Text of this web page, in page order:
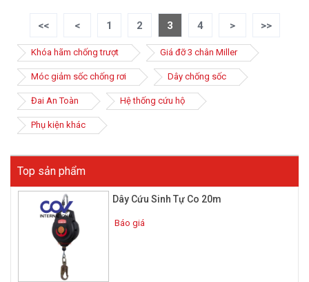
<< < 1 2 3 4 > >>
Khóa hãm chống trượt Giá đỡ 3 chân Miller
Móc giảm sốc chống rơi Dây chống sốc
Đai An Toàn Hệ thống cứu hộ
Phụ kiện khác
Top sản phẩm
Dây Cứu Sinh Tự Co 20m
Báo giá